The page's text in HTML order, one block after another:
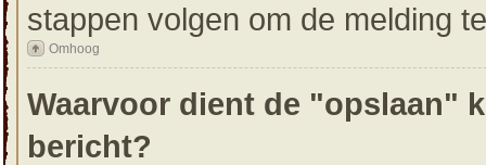
stappen volgen om de melding
Omhoog
Waarvoor dient de "opslaan"
bericht?